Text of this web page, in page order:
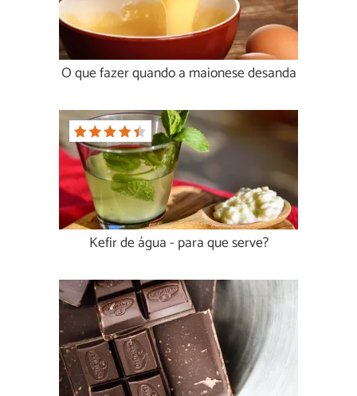
O que fazer quando a maionese desanda
Kefir de água - para que serve?